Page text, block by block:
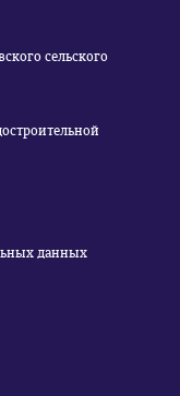
сельского
данных